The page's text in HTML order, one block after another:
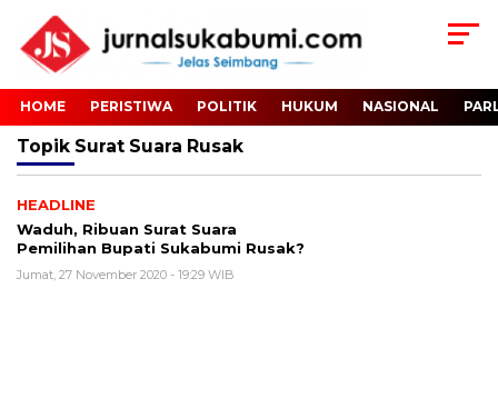
HOME PERISTIWA POLITIK HUKUM NASIONAL
Topik Surat Suara Rusak
HEADLINE
Waduh, Ribuan Surat Suara
Pemilihan Bupati Sukabumi Rusak?
Jumat, 27 November 2020 - 19:29 WIB